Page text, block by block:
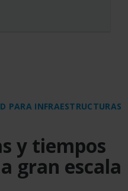
PARA INFRAESTRUCTURAS
y tiempos
gran escala